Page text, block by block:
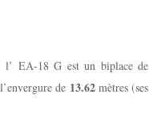
l’ EA-18 G est un biplace de
de 13.62mètres (ses